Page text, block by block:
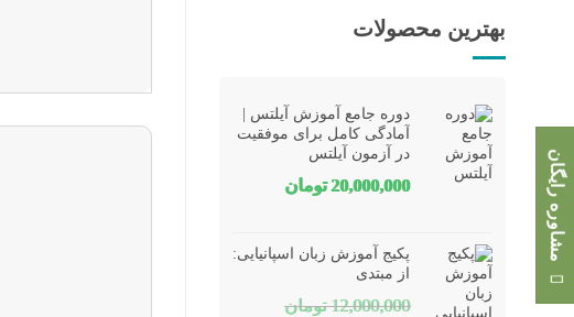
بهترین محصولات
دوره جامع آموزش آیلتس |
آمادگی کامل برای موفقیت
در آزمون آیلتس
20,000,000 تومان
پکیج آموزش زبان اسپانیایی:
از مبتدی
12,000,000 تومان
مشاوره رایگان